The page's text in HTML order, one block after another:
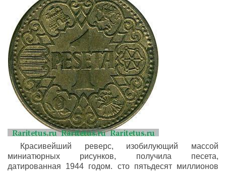
Красивейший реверс, изобилующий массой
миниатюрных рисунков, получила песета,
датированная 1944 годом. сто пятьдесят миллионов